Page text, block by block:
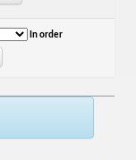
In order